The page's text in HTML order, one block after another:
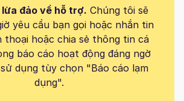
đảo về hỗ trợ. Chúng tôi sẽ
yêu cầu bạn gọi hoặc nhắn tin
thoại hoặc chia sẻ thông tin cá
báo cáo hoạt động đáng ngờ
dụng tùy chọn "Báo cáo lạm
dụng".